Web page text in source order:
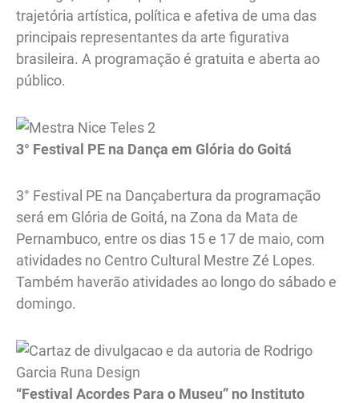
trajetória artística, política e afetiva de uma das
principais representantes da arte figurativa
brasileira. A programação é gratuita e aberta ao
público.
3° Festival PE na Dança em Glória do Goitá
3° Festival PE na Dançabertura da programação
será em Glória de Goitá, na Zona da Mata de
Pernambuco, entre os dias 15 e 17 de maio, com
atividades no Centro Cultural Mestre Zé Lopes.
Também haverão atividades ao longo do sábado e
domingo.
“Festival Acordes Para o Museu” no Instituto